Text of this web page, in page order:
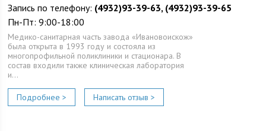
Запись по телефону: (4932)93-39-63, (4932)93-39-65
Пн-Пт: 9:00-18:00
Медико-санитарная часть завода «Ивановоискож»
была открыта в 1993 году и состояла из
многопрофильной поликлиники и стационара. В
состав входили также клиническая лаборатория
и…
Подробнее > Написать отзыв >